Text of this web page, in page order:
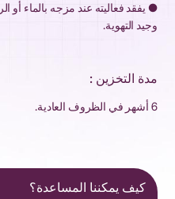
● يفقد فعاليته عند مزجه بالماء
وجيد التهوية.
مدة التخزين :
6 أشهر في الظروف العادية.
كيف يمكننا المساعدة؟